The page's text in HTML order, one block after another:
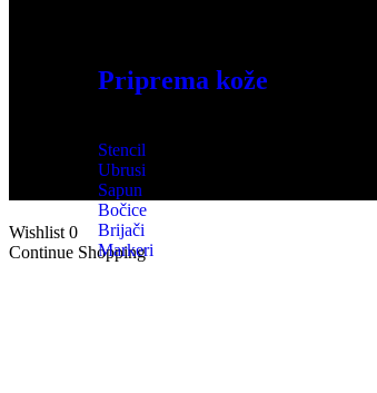
Priprema kože
Stencil
Ubrusi
Sapun
Bočice
Brijači
Markeri
Wishlist 0
Continue Shopping